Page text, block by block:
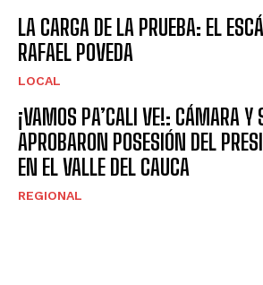
LA CARGA DE LA PRUEBA: EL
RAFAEL POVEDA
LOCAL
¡VAMOS PA’CALI VE!: CÁMARA Y
APROBARON POSESIÓN DEL
EN EL VALLE DEL CAUCA
REGIONAL